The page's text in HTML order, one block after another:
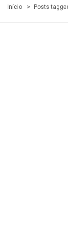
Início Posts